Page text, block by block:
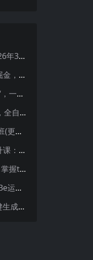
抖店精细化运营课(26年3月更新
最新快手磁力万和掘金，自动搬砖，轻松日入100-200，操作简单
帮别人安装“纸飞机“，一单赚10—30元不等：附：免费节点
25年最新游戏搬砖，全自动挂机，不需要玩游戏，单手机操作日入300+
马夫电商·淘宝私家班(更新3月)
亚马逊卖家利润飙升课：从品类成功公式到海王打法，让每个SKU都成爆款一路飙升(更新26年3月
tiktok投流实操课：掌握tiktok投流底层逻辑 独家TK投流玩法
梁老师·2025YouTuBe运营掘金指南
免费无限制，AI一键生成原创中视频，轻松日入2000+，超简单，可矩阵，…